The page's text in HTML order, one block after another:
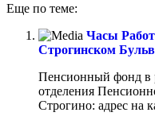
Еще по теме:
Часы
Строгинском
Пенсионный фонд в
отделения
Строгино: адрес на